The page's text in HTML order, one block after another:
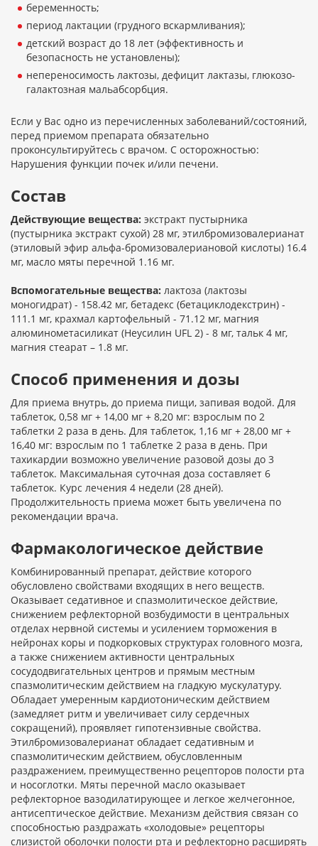
беременность;
период лактации (грудного вскармливания);
детский возраст до 18 лет (эффективность и
безопасность не установлены);
непереносимость лактозы, дефицит лактазы, глюкозо-
галактозная мальабсорбция.
Если у Вас одно из перечисленных заболеваний/состояний,
перед приемом препарата обязательно
проконсультируйтесь с врачом. С осторожностью:
Нарушения функции почек и/или печени.
Состав
Действующие вещества: экстракт пустырника
(пустырника экстракт сухой) 28 мг, этилбромизовалерианат
(этиловый эфир альфа-бромизовалериановой кислоты) 16.4
мг, масло мяты перечной 1.16 мг.
Вспомогательные вещества: лактоза (лактозы
моногидрат) - 158.42 мг, бетадекс (бетациклодекстрин) -
111.1 мг, крахмал картофельный - 71.12 мг, магния
алюминометасиликат (Неусилин UFL 2) - 8 мг, тальк 4 мг,
магния стеарат – 1.8 мг.
Способ применения и дозы
Для приема внутрь, до приема пищи, запивая водой. Для
таблеток, 0,58 мг + 14,00 мг + 8,20 мг: взрослым по 2
таблетки 2 раза в день. Для таблеток, 1,16 мг + 28,00 мг +
16,40 мг: взрослым по 1 таблетке 2 раза в день. При
тахикардии возможно увеличение разовой дозы до 3
таблеток. Максимальная суточная доза составляет 6
таблеток. Курс лечения 4 недели (28 дней).
Продолжительность приема может быть увеличена по
рекомендации врача.
Фармакологическое действие
Комбинированный препарат, действие которого
обусловлено свойствами входящих в него веществ.
Оказывает седативное и спазмолитическое действие,
снижением рефлекторной возбудимости в центральных
отделах нервной системы и усилением торможения в
нейронах коры и подкорковых структурах головного мозга,
а также снижением активности центральных
сосудодвигательных центров и прямым местным
спазмолитическим действием на гладкую мускулатуру.
Обладает умеренным кардиотоническим действием
(замедляет ритм и увеличивает силу сердечных
сокращений), проявляет гипотензивные свойства.
Этилбромизовалерианат обладает седативным и
спазмолитическим действием, обусловленным
раздражением, преимущественно рецепторов полости рта
и носоглотки. Мяты перечной масло оказывает
рефлекторное вазодилатирующее и легкое желчегонное,
антисептическое действие. Механизм действия связан со
способностью раздражать «холодовые» рецепторы
слизистой оболочки полости рта и рефлекторно расширять